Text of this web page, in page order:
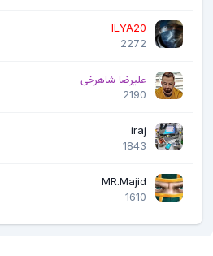
ILYA20
2272
علیرضا شاهرخی
2190
iraj
1843
MR.Majid
1610